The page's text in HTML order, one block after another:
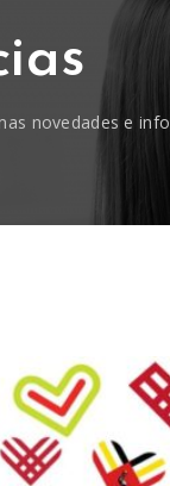
novedades e